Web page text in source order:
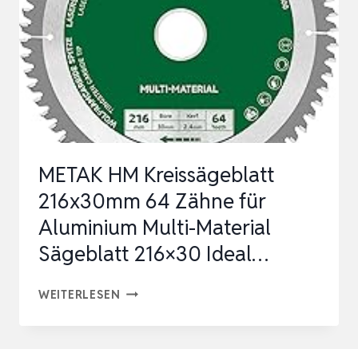
HARTMETALL
SÄGEBLATTER
SC…
METAK HM Kreissägeblatt
216x30mm 64 Zähne für
Aluminium Multi-Material
Sägeblatt 216×30 Ideal…
WEITERLESEN METAK